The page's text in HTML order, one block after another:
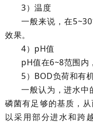
3）温度
一般来说，在
效果。
4）pH值
pH值在6~8范围内
5）BOD负荷和有
一般认为，进水中
磷菌有足够的基质，
以采用部分进水和跨